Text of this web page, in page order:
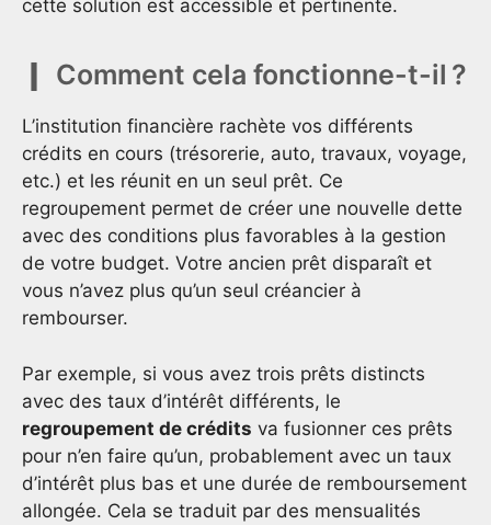
cette solution est accessible et pertinente.
Comment cela fonctionne-t-il ?
L’institution financière rachète vos différents
crédits en cours (trésorerie, auto, travaux, voyage,
etc.) et les réunit en un seul prêt. Ce
regroupement permet de créer une nouvelle dette
avec des conditions plus favorables à la gestion
de votre budget. Votre ancien prêt disparaît et
vous n’avez plus qu’un seul créancier à
rembourser.
Par exemple, si vous avez trois prêts distincts
avec des taux d’intérêt différents, le
regroupement de crédits va fusionner ces prêts
pour n’en faire qu’un, probablement avec un taux
d’intérêt plus bas et une durée de remboursement
allongée. Cela se traduit par des mensualités